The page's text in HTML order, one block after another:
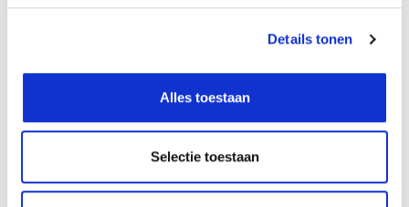
Details tonen
Alles toestaan
Selectie toestaan
My Oh'Green Klantenkaart
Duurzaamheid
Pers & PR
Contacteer ons
Jobs